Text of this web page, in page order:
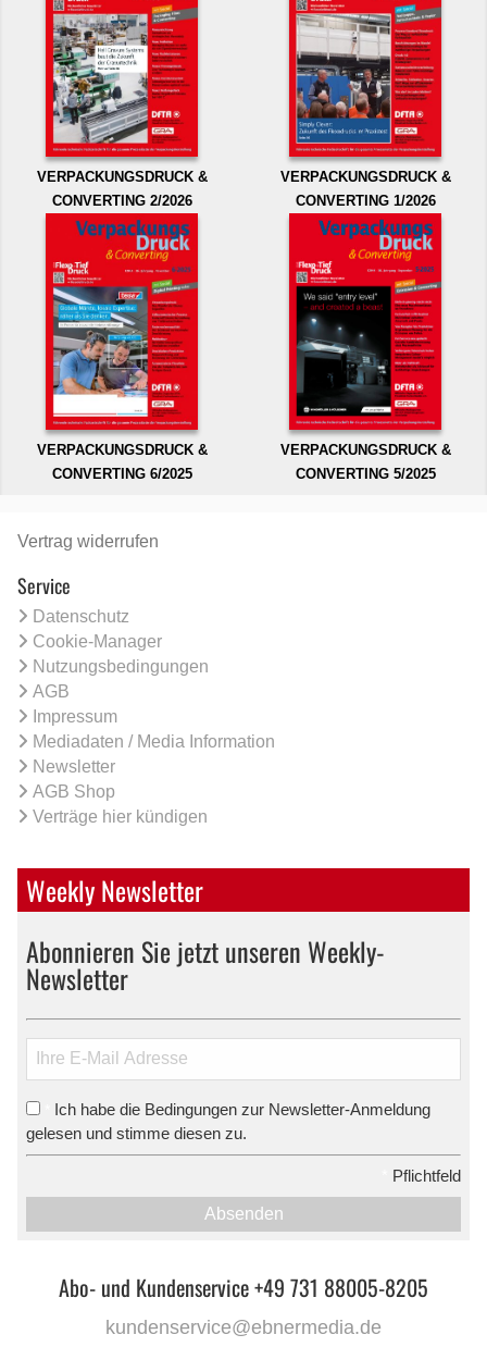
VERPACKUNGSDRUCK &
CONVERTING 2/2026
VERPACKUNGSDRUCK &
CONVERTING 1/2026
VERPACKUNGSDRUCK &
CONVERTING 6/2025
VERPACKUNGSDRUCK &
CONVERTING 5/2025
Vertrag widerrufen
Service
Datenschutz
Cookie-Manager
Nutzungsbedingungen
AGB
Impressum
Mediadaten / Media Information
Newsletter
AGB Shop
Verträge hier kündigen
Weekly Newsletter
Abonnieren Sie jetzt unseren Weekly-
Newsletter
Ich habe die Bedingungen zur Newsletter-Anmeldung
gelesen und stimme diesen zu.
Pflichtfeld
Absenden
Abo- und Kundenservice +49 731 88005-8205
kundenservice@ebnermedia.de